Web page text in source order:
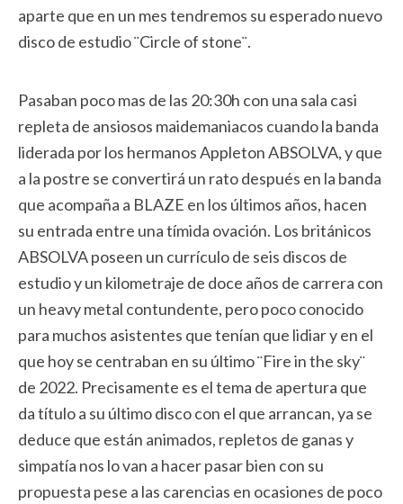
aparte que en un mes tendremos su esperado nuevo
disco de estudio ¨Circle of stone¨.
Pasaban poco mas de las 20:30h con una sala casi
repleta de ansiosos maidemaniacos cuando la banda
liderada por los hermanos Appleton ABSOLVA, y que
a la postre se convertirá un rato después en la banda
que acompaña a BLAZE en los últimos años, hacen
su entrada entre una tímida ovación. Los británicos
ABSOLVA poseen un currículo de seis discos de
estudio y un kilometraje de doce años de carrera con
un heavy metal contundente, pero poco conocido
para muchos asistentes que tenían que lidiar y en el
que hoy se centraban en su último ¨Fire in the sky¨
de 2022. Precisamente es el tema de apertura que
da título a su último disco con el que arrancan, ya se
deduce que están animados, repletos de ganas y
simpatía nos lo van a hacer pasar bien con su
propuesta pese a las carencias en ocasiones de poco